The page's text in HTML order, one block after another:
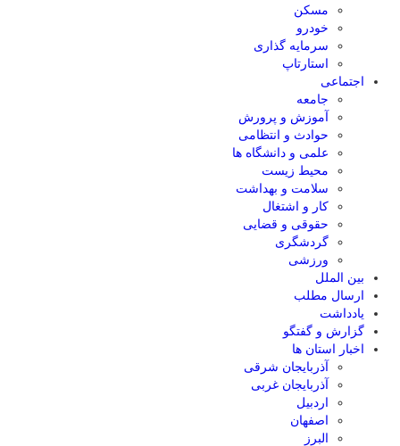
مسکن
خودرو
سرمایه گذاری
استارتاپ
اجتماعی
جامعه
آموزش و پرورش
حوادث و انتظامی
علمی و دانشگاه ها
محیط زیست
سلامت و بهداشت
کار و اشتغال
حقوقی و قضایی
گردشگری
ورزشی
بین الملل
ارسال مطلب
یادداشت
گزارش و گفتگو
اخبار استان ها
آذربایجان شرقی
آذربایجان غربی
اردبیل
اصفهان
البرز